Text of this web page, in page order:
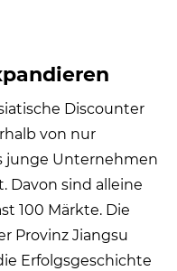
Discounter
von nur
junge Unternehmen
Davon sind alleine
100 Märkte. Die
Provinz Jiangsu
Erfolgsgeschichte